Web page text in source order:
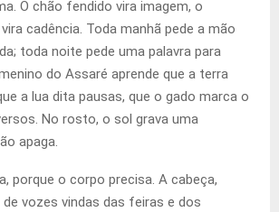
O chão fendido vira imagem, o
cadência. Toda manhã pede a mão
toda noite pede uma palavra para
do Assaré aprende que a terra
a lua dita pausas, que o gado marca o
No rosto, o sol grava uma
apaga.
porque o corpo precisa. A cabeça,
vozes vindas das feiras e dos